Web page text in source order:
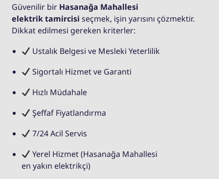
Güvenilir bir Hasanağa Mahallesi
elektrik tamircisi seçmek, işin yarısını çözmektir.
Dikkat edilmesi gereken kriterler:
Ustalık Belgesi ve Mesleki Yeterlilik
Sigortalı Hizmet ve Garanti
Hızlı Müdahale
Şeffaf Fiyatlandırma
7/24 Acil Servis
Yerel Hizmet (Hasanağa Mahallesi
en yakın elektrikçi)